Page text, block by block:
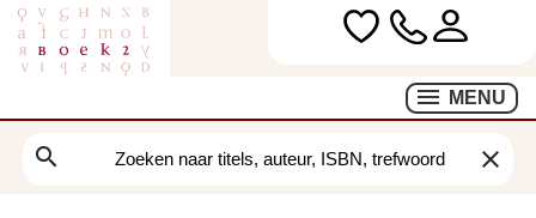
MENU
search clear